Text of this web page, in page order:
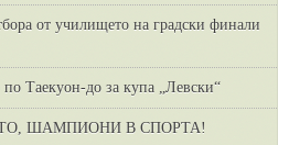
от училището на градски финали
Таекуон-до за купа „Левски“
ШАМПИОНИ В СПОРТА!